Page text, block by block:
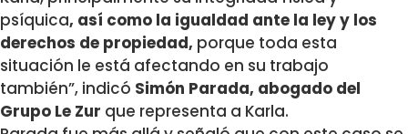
psíquica, así como la igualdad ante la ley y los
derechos de propiedad, porque toda esta
situación le está afectando en su trabajo
también”, indicó Simón Parada, abogado del
Grupo Le Zur que representa a Karla.